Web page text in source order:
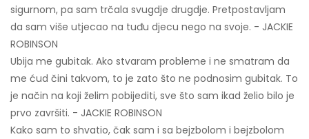
sigurnom, pa sam trčala svugdje drugdje. Pretpostavljam
da sam više utjecao na tuđu djecu nego na svoje. - JACKIE
ROBINSON
Ubija me gubitak. Ako stvaram probleme i ne smatram da
me ćud čini takvom, to je zato što ne podnosim gubitak. To
je način na koji želim pobijediti, sve što sam ikad želio bilo je
prvo završiti. - JACKIE ROBINSON
Kako sam to shvatio, čak sam i sa bejzbolom i bejzbolom